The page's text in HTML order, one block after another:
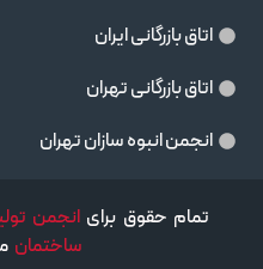
اتاق بازرگانی ایران
اتاق بازرگانی تهران
انجمن انبوه سازان تهران
تمام حقوق برای انجمن
ساختمان